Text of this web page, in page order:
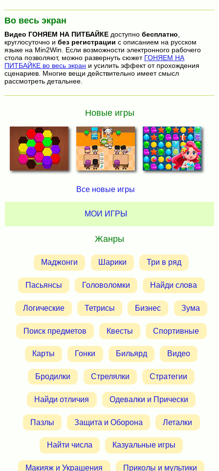
Во весь экран
Видео ГОНЯЕМ НА ПИТБАЙКЕдоступно бесплатно
круглосуточно и без регистрации с описанием на русском
языке на Min2Win. Если возможности электронного рабочего
стола позволяют, можно развернуть сюжет ГОНЯЕМ НА
ПИТБАЙКЕ во весь экран и усилить эффект от прохождения
сценариев. Многие вещи действительно имеет смысл
рассмотреть детальнее.
Новые игры
Все новые игры
МОИ ИГРЫ
Жанры
Маджонги Шарики Три в ряд
Пасьянсы Головоломки Найди слова
Логические Тетрисы Бизнес Зума
Поиск предметов Квесты Спортивные
Карты Гонки Бильярд Видео
Бродилки Стрелялки Стратегии
Найди отличия Одевалки и Прически
Пазлы Защита и Оборона Леталки
Найти числа Казуальные игры
Макияж и Украшения Приколы и мультики